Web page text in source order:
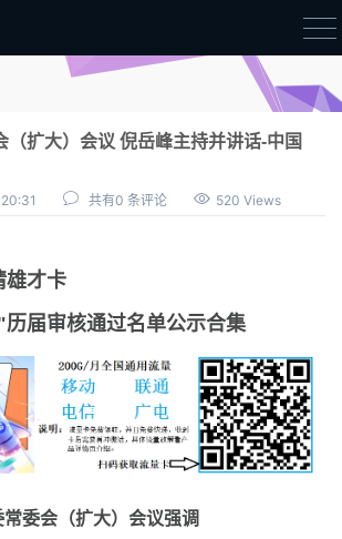
首页
审核通过公示
（扩大）会议 倪岳峰主持并讲话-中国
共有0 条评论 520 Views
雄才卡
届审核通过名单公示合集
委会（扩大）会议强调